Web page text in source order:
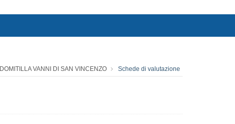
DOMITILLA VANNI DI SAN VINCENZO Schede di valutazione